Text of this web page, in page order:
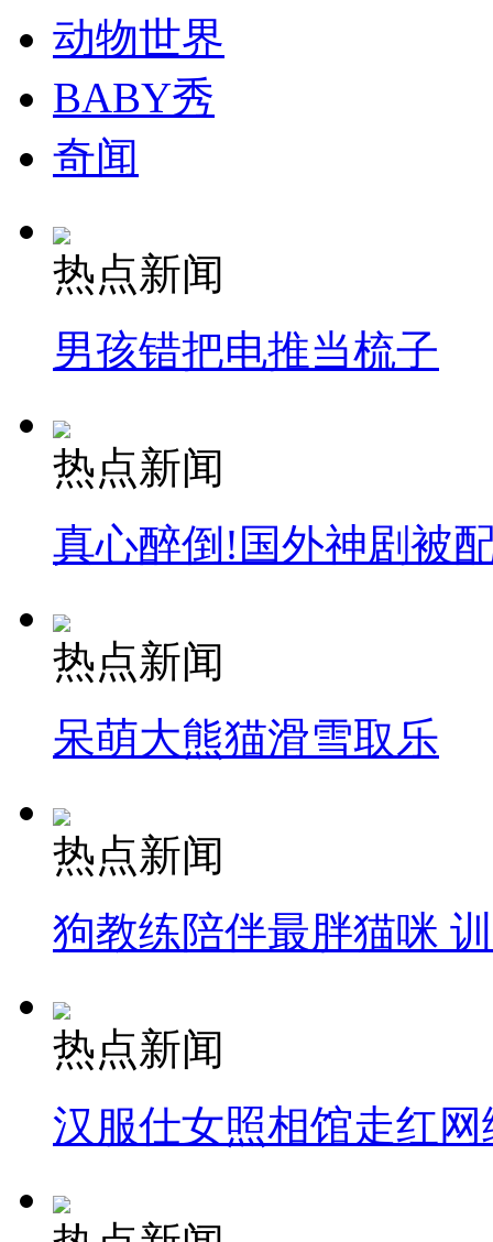
消防员救轻生者 花炮节热闹非凡
纽约上演“枕头大战”
动物世界
BABY秀
奇闻
热点新闻
男孩错把电推当梳子
热点新闻
真心醉倒!国外神剧被
热点新闻
呆萌大熊猫滑雪取乐
热点新闻
狗教练陪伴最胖猫咪
热点新闻
汉服仕女照相馆走红网